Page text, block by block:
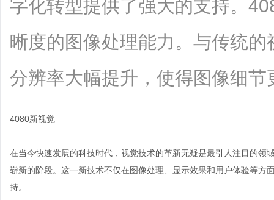
字化转型提供了强大的支持。
晰度的图像处理能力。与传统
分辨率大幅提升，使得图像细节
4080新视觉
在当今快速发展的科技时代，视觉技术的革新无疑是最引人注目的
崭新的阶段。这一新技术不仅在图像处理、显示效果和用户体验等方
持。